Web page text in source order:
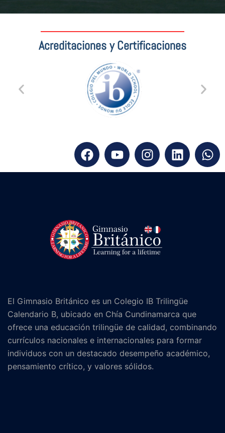
Acreditaciones y Certificaciones
El Gimnasio Británico es un Colegio IB Trilingüe
Calendario B, ubicado en Chía Cundinamarca que
ofrece una educación trilingüe de calidad, combinando
currículos nacionales e internacionales para formar
individuos con un destacado desempeño académico,
pensamiento crítico, y valores sólidos.